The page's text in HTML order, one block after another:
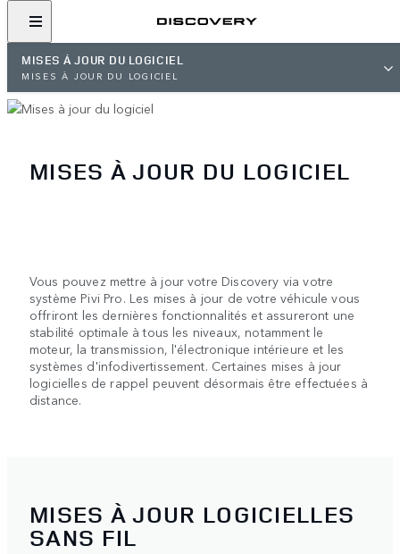
MISES À JOUR DU LOGICIEL
MISES À JOUR DU LOGICIEL
MISES À JOUR DU LOGICIEL
Vous pouvez mettre à jour votre Discovery via votre
système Pivi Pro. Les mises à jour de votre véhicule vous
offriront les dernières fonctionnalités et assureront une
stabilité optimale à tous les niveaux, notamment le
moteur, la transmission, l'électronique intérieure et les
systèmes d'infodivertissement. Certaines mises à jour
logicielles de rappel peuvent désormais être effectuées à
distance.
MISES À JOUR LOGICIELLES
SANS FIL